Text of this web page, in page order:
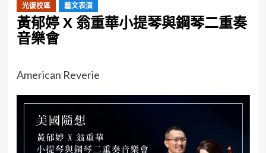
光復校區 藝文表演
黃郁婷 X 翁重華小提琴與鋼琴二重奏
音樂會
American Reverie